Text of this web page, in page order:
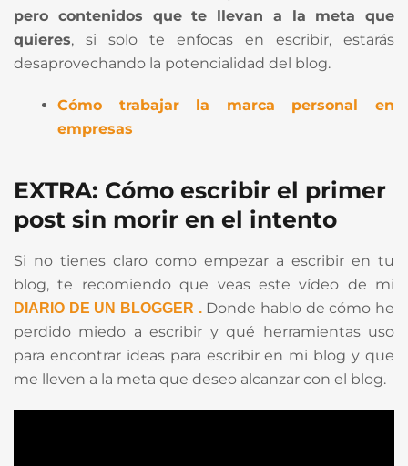
pero contenidos que te llevan a la meta que
quieres, si solo te enfocas en escribir, estarás
desaprovechando la potencialidad del blog.
Cómo trabajar la marca personal en
empresas
EXTRA: Cómo escribir el primer
post sin morir en el intento
Si no tienes claro como empezar a escribir en tu
blog, te recomiendo que veas este vídeo de mi
DIARIO DE UN BLOGGER . Donde hablo de cómo he
perdido miedo a escribir y qué herramientas uso
para encontrar ideas para escribir en mi blog y que
me lleven a la meta que deseo alcanzar con el blog.